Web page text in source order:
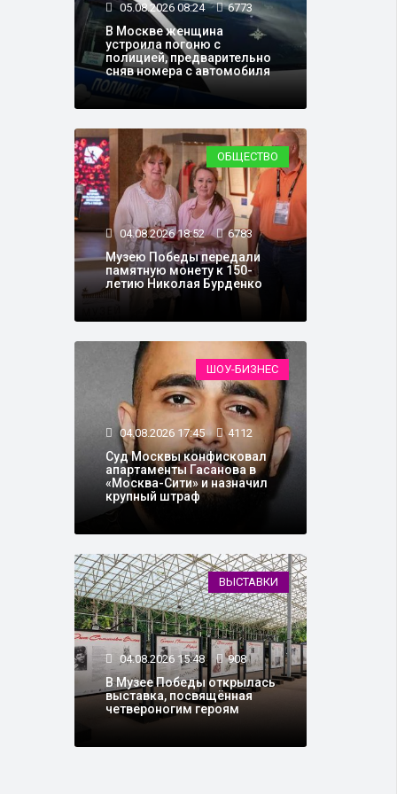
05.08.2026 08:24 6773
В Москве женщина
устроила погоню с
полицией, предварительно
сняв номера с автомобиля
ОБЩЕСТВО
04.08.2026 18:52 6783
Музею Победы передали
памятную монету к 150-
летию Николая Бурденко
ШОУ-БИЗНЕС
04.08.2026 17:45 4112
Суд Москвы конфисковал
апартаменты Гасанова в
«Москва-Сити» и назначил
крупный штраф
ВЫСТАВКИ
04.08.2026 15:48 908
В Музее Победы открылась
выставка, посвящённая
четвероногим героям